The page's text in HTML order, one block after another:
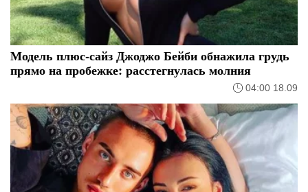
Модель плюс-сайз Джоджо Бейби обнажила грудь
прямо на пробежке: расстегнулась молния
04:00 18.09